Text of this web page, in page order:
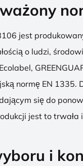
jest
o ludzi,
normę EN 1335.
się do
jest to
i